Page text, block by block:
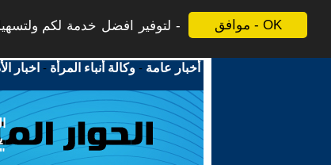
موافق - OK
لتوفير افضل خدمة لكم
أخبار عامة -وكالة أنباء المرأة - اخبار